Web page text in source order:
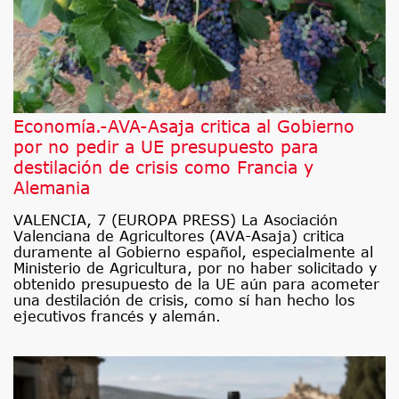
Economía.-AVA-Asaja critica al Gobierno
por no pedir a UE presupuesto para
destilación de crisis como Francia y
Alemania
VALENCIA, 7 (EUROPA PRESS) La Asociación
Valenciana de Agricultores (AVA-Asaja) critica
duramente al Gobierno español, especialmente al
Ministerio de Agricultura, por no haber solicitado y
obtenido presupuesto de la UE aún para acometer
una destilación de crisis, como sí han hecho los
ejecutivos francés y alemán.